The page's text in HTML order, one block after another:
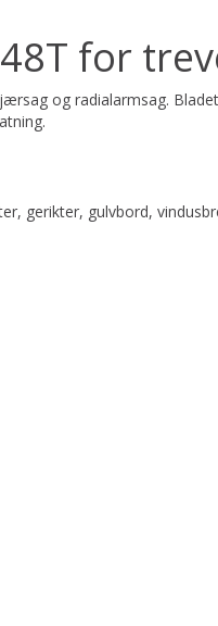
for
og radialarmsag.
gerikter, gulvbord,